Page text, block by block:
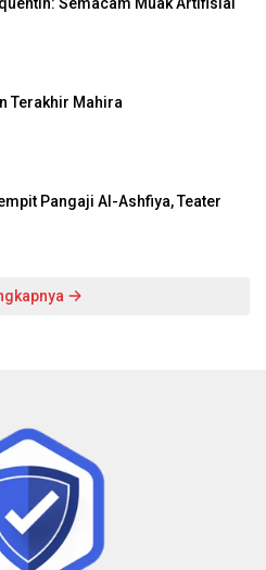
Semacam Muak Artifisial
Terakhir Mahira
Pangaji Al-Ashfiya, Teater